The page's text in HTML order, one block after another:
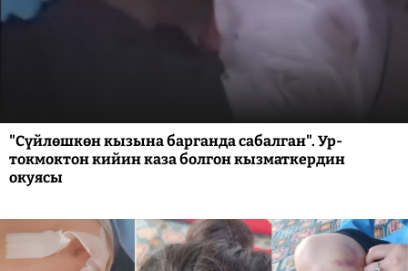
"Сүйлөшкөн кызына барганда сабалган". Ур-
токмоктон кийин каза болгон кызматкердин
окуясы